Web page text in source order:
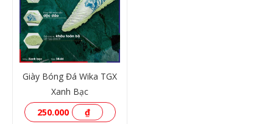
XEM THÊM
Giày Bóng Đá Wika TGX
Xanh Bạc
250.000
₫